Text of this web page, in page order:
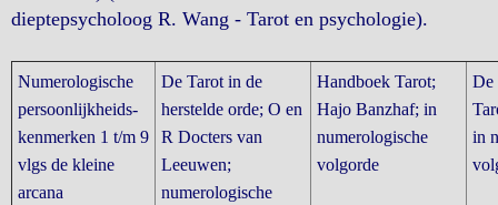
dieptepsycholoog R. Wang - Tarot en psychologie).
Numerologische
persoonlijkheids-
kenmerken 1 t/m 9
vlgs de kleine
arcana
De Tarot in de
herstelde orde; O en
R Docters van
Leeuwen;
numerologische
Handboek Tarot;
Hajo Banzhaf; in
numerologische
volgorde
De
in